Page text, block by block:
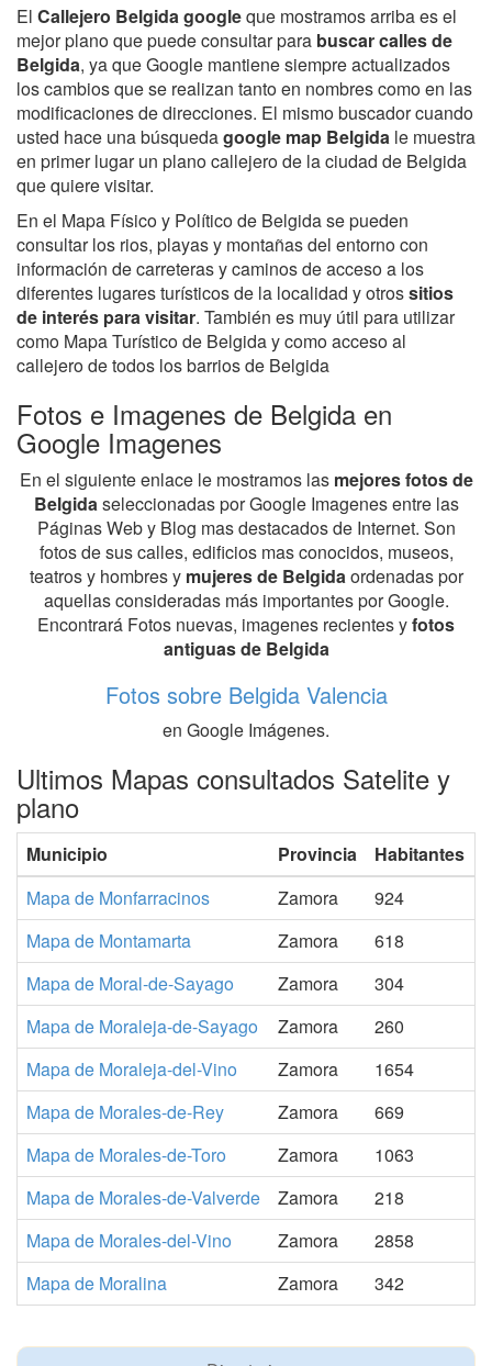
El Callejero Belgida googleque mostramos arriba es el
mejor plano que puede consultar para buscar calles de
Belgida, ya que Google mantiene siempre actualizados
los cambios que se realizan tanto en nombres como en las
modificaciones de direcciones. El mismo buscador cuando
usted hace una búsquedagoogle map Belgida le muestra
en primer lugar un plano callejero de la ciudad de Belgida
que quiere visitar.
En el Mapa Físico y Político de Belgida se pueden
consultar los rios, playas y montañas del entorno con
información de carreteras y caminos de acceso a los
diferentes lugares turísticos de la localidad y otrossitios
de interés para visitar. También es muy útil para utilizar
como Mapa Turístico de Belgida y como acceso al
callejero de todos los barrios de Belgida
Fotos e Imagenes de Belgida en
Google Imagenes
En el siguiente enlace le mostramos las mejores fotos de
Belgidaseleccionadas por Google Imagenes entre las
Páginas Web y Blog mas destacados de Internet. Son
fotos de sus calles, edificios mas conocidos, museos,
teatros y hombres y mujeres de Belgidaordenadas por
aquellas consideradas más importantes por Google.
Encontrará Fotos nuevas, imagenes recientes yfotos
antiguas de Belgida
Fotos sobre Belgida Valencia
en Google Imágenes.
Ultimos Mapas consultados Satelite y
plano
Municipio Provincia
Habitantes
Mapa de Monfarracinos
Zamora
924
Mapa de Montamarta
Zamora
618
Mapa de Moral-de-Sayago
Zamora
304
Mapa de Moraleja-de-Sayago
Zamora
260
Mapa de Moraleja-del-Vino
Zamora
1654
Mapa de Morales-de-Rey
Zamora
669
Mapa de Morales-de-Toro
Zamora
1063
Mapa de Morales-de-Valverde
Zamora
218
Mapa de Morales-del-Vino
Zamora
2858
Mapa de Moralina
Zamora 342